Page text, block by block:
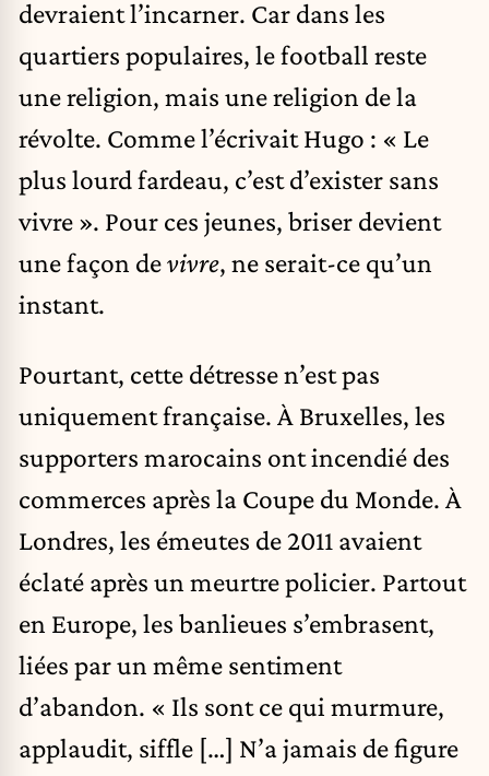
devraient l’incarner. Car dans les
quartiers populaires, le football reste
une religion, mais une religion de la
révolte. Comme l’écrivait Hugo : « Le
plus lourd fardeau, c’est d’exister sans
vivre ». Pour ces jeunes, briser devient
une façon devivre, ne serait-ce qu’un
instant.
Pourtant, cette détresse n’est pas
uniquement française. À Bruxelles, les
supporters marocains ont incendié des
commerces après la Coupe du Monde. À
Londres, les émeutes de 2011 avaient
éclaté après un meurtre policier. Partout
en Europe, les banlieues s’embrasent,
liées par un même sentiment
d’abandon. « Ils sont ce qui murmure,
applaudit, siffle […] N’a jamais de figure